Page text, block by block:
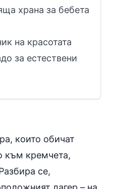
храна за бебета
на красотата
за естествени
които обичат
към кремчета,
се,